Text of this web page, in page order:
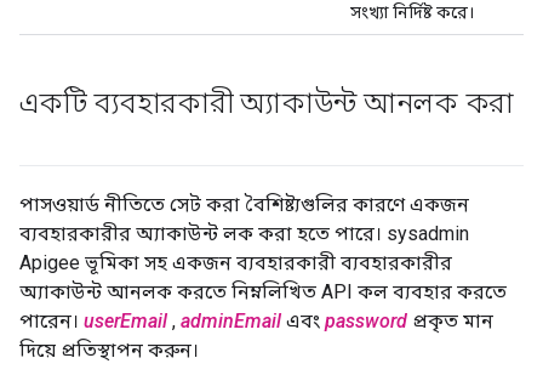
সংখ্যা নির্দিষ্ট করে।
একটি ব্যবহারকারী অ্যাকাউন্ট আনলক করা
পাসওয়ার্ড নীতিতে সেট করা বৈশিষ্ট্যগুলির কারণে একজন
ব্যবহারকারীর অ্যাকাউন্ট লক করা হতে পারে। sysadmin
Apigee ভূমিকা সহ একজন ব্যবহারকারী ব্যবহারকারীর
অ্যাকাউন্ট আনলক করতে নিম্নলিখিত API কল ব্যবহার করতে
পারেন। userEmail , adminEmail এবং password প্রকৃত মান
দিয়ে প্রতিস্থাপন করুন।